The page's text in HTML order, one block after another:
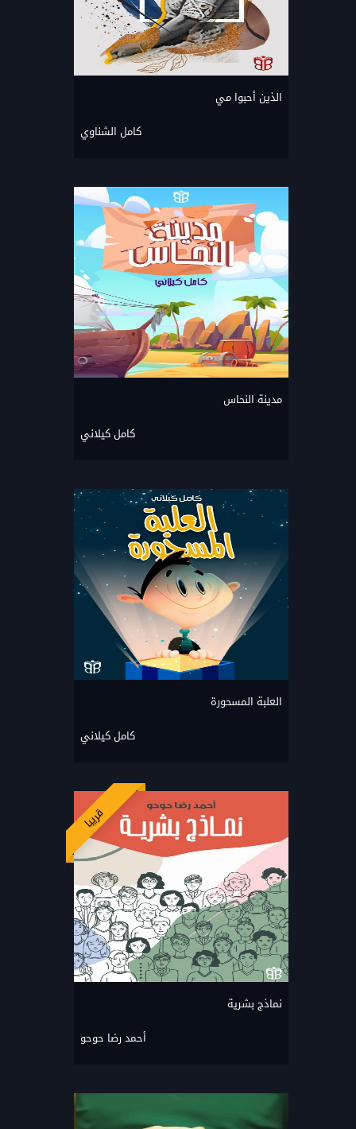
الذين أحبوا مي
كامل الشناوي
مدينة النحاس
كامل كيلاني
العلبة المسحورة
كامل كيلاني
نماذج بشرية
أحمد رضا حوحو
قريبا